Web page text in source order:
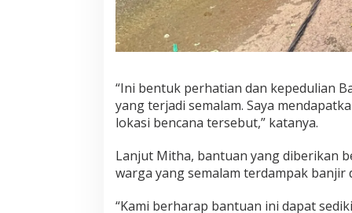
“Ini bentuk perhatian dan kepedulian
yang terjadi semalam. Saya
lokasi bencana tersebut,” katanya.
Lanjut Mitha, bantuan yang diberikan
warga yang semalam terdampak banjir
“Kami berharap bantuan ini dapat